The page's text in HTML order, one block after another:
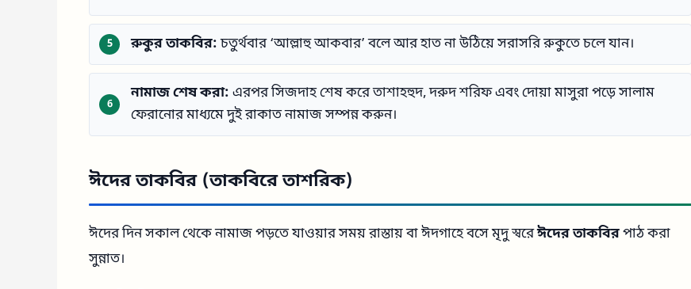
রুকুর তাকবির:চতুর্থবার ‘আল্লাহু আকবার’ বলে আর হাত না উঠিয়ে সরাসরি রুকুতে চলে যান।
নামাজ শেষ করা: এরপর সিজদাহ শেষ করে তাশাহহুদ, দরুদ শরিফ এবং দোয়া মাসুরা পড়ে সালাম
ফেরানোর মাধ্যমে দুই রাকাত নামাজ সম্পন্ন করুন।
ঈদের তাকবির (তাকবিরে তাশরিক)
ঈদের দিন সকাল থেকে নামাজ পড়তে যাওয়ার সময় রাস্তায় বা ঈদগাহে বসে মৃদু স্বরেঈদের তাকবিরপাঠ করা
সুন্নাত।